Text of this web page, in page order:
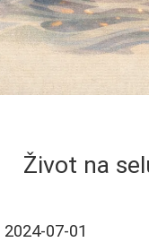
Život na
2024-07-01